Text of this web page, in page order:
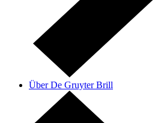
Über De Gruyter Brill